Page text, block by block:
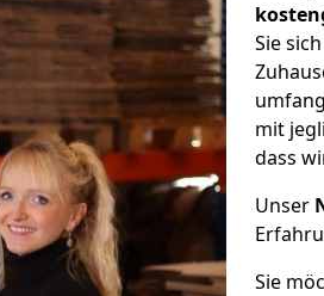
Sie
mit
dass
Unser
Sie